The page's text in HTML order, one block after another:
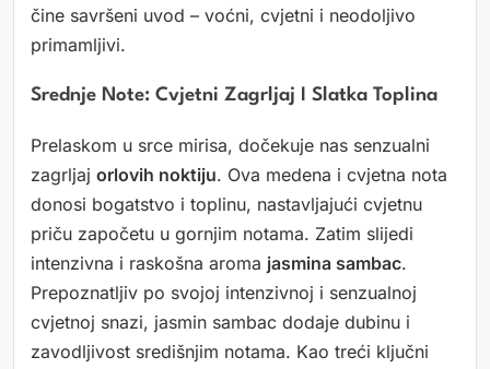
čine savršeni uvod – voćni, cvjetni i neodoljivo
primamljivi.
Srednje Note: Cvjetni Zagrljaj I Slatka Toplina
Prelaskom u srce mirisa, dočekuje nas senzualni
zagrljaj orlovih noktiju. Ova medena i cvjetna nota
donosi bogatstvo i toplinu, nastavljajući cvjetnu
priču započetu u gornjim notama. Zatim slijedi
intenzivna i raskošna aroma jasmina sambac.
Prepoznatljiv po svojoj intenzivnoj i senzualnoj
cvjetnoj snazi, jasmin sambac dodaje dubinu i
zavodljivost središnjim notama. Kao treći ključni